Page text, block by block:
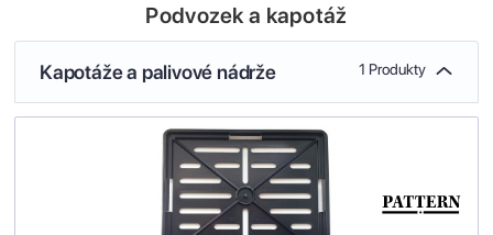
Podvozek a kapotáž
Kapotáže a palivové nádrže 1 Produkty